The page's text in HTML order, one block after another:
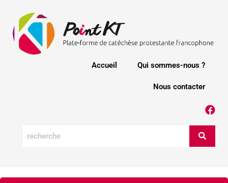
Accueil Qui sommes-nous ?
Nous contacter